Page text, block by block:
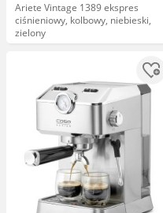
Ariete Vintage 1389 ekspres
ciśnieniowy, kolbowy, niebieski,
zielony